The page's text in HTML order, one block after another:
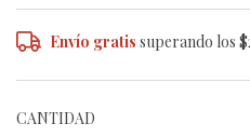
Envío gratis superando los
CANTIDAD